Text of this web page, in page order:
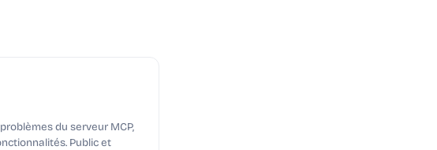
du serveur MCP,
Public et